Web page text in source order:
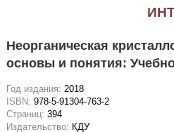
Неорганическая
основы и понятия:
Год издания: 2018
ISBN: 978-5-91304-763-2
Страниц: 394
Издательство: КДУ